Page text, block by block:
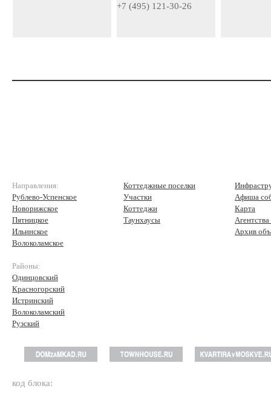
+7 (495) 121-30-26
Направления:
Рублево-Успенское
Новорижское
Пятницкое
Ильинское
Волоколамское
Районы:
Одинцовский
Красногорский
Истринский
Волоколамский
Рузский
Коттеджные поселки
Участки
Коттеджи
Таунхаусы
Афиша
Карта
Архив
код блока: